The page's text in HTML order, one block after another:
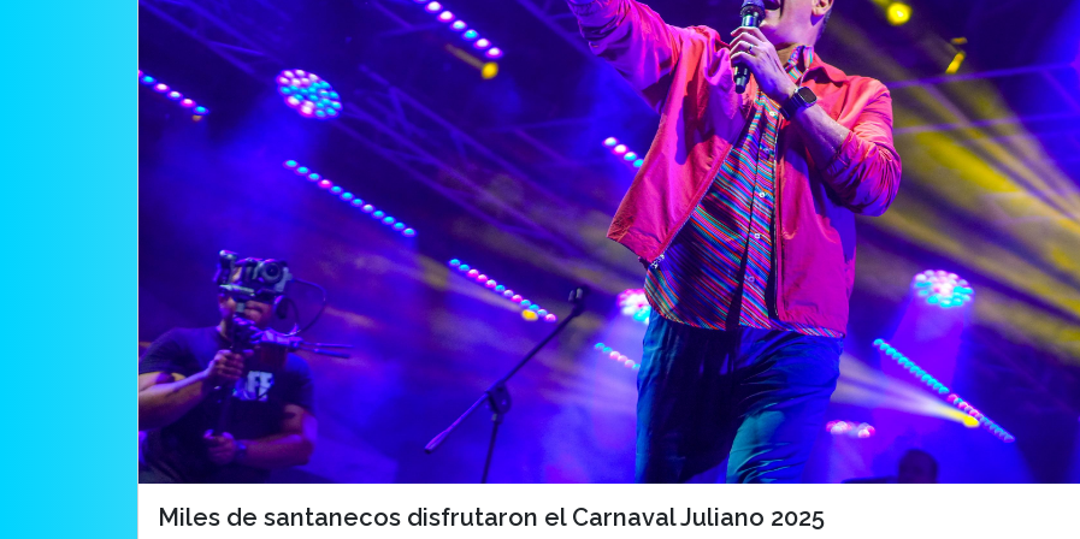
Miles de santanecos disfrutaron el Carnaval Juliano 2025